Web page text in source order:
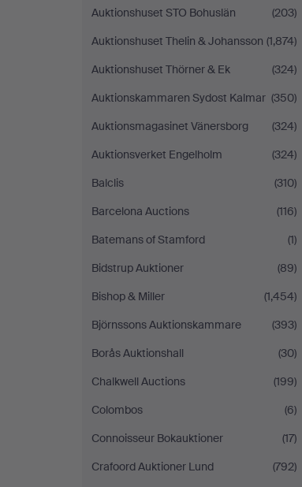
Auktionshuset STO Bohuslän
(203)
Auktionshuset Thelin & Johansson (1,874)
Auktionshuset Thörner & Ek
(324)
Auktionskammaren Sydost Kalmar (350)
Auktionsmagasinet Vänersborg
(324)
Auktionsverket Engelholm
(324)
Balclis
(310)
Barcelona Auctions
(116)
Batemans of Stamford
(1)
Bidstrup Auktioner
(89)
Bishop & Miller
(1,454)
Björnssons Auktionskammare
(393)
Borås Auktionshall
(30)
Chalkwell Auctions
(199)
Colombos
(6)
Connoisseur Bokauktioner
(17)
Crafoord Auktioner Lund
(792)